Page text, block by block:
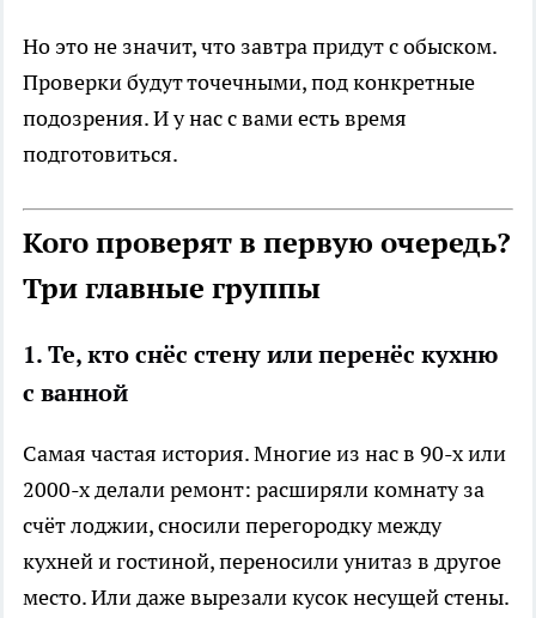
Но это не значит, что завтра придут с обыском.
Проверки будут точечными, под конкретные
подозрения. И у нас с вами есть время
подготовиться.
Кого проверят в первую очередь?
Три главные группы
1. Те, кто снёс стену или перенёс кухню
с ванной
Самая частая история. Многие из нас в 90-х или
2000-х делали ремонт: расширяли комнату за
счёт лоджии, сносили перегородку между
кухней и гостиной, переносили унитаз в другое
место. Или даже вырезали кусок несущей стены.